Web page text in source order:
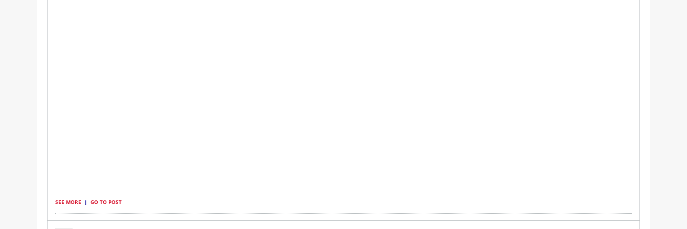
SEE MORE | GO TO POST